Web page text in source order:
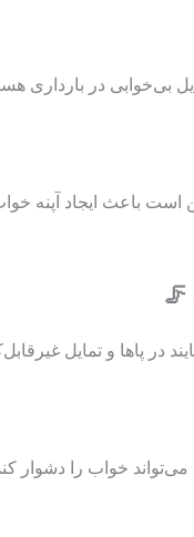
بی‌خوابی در بارداری
باعث ایجاد آپنه
در پاها و تمایل
خواب را دشوار